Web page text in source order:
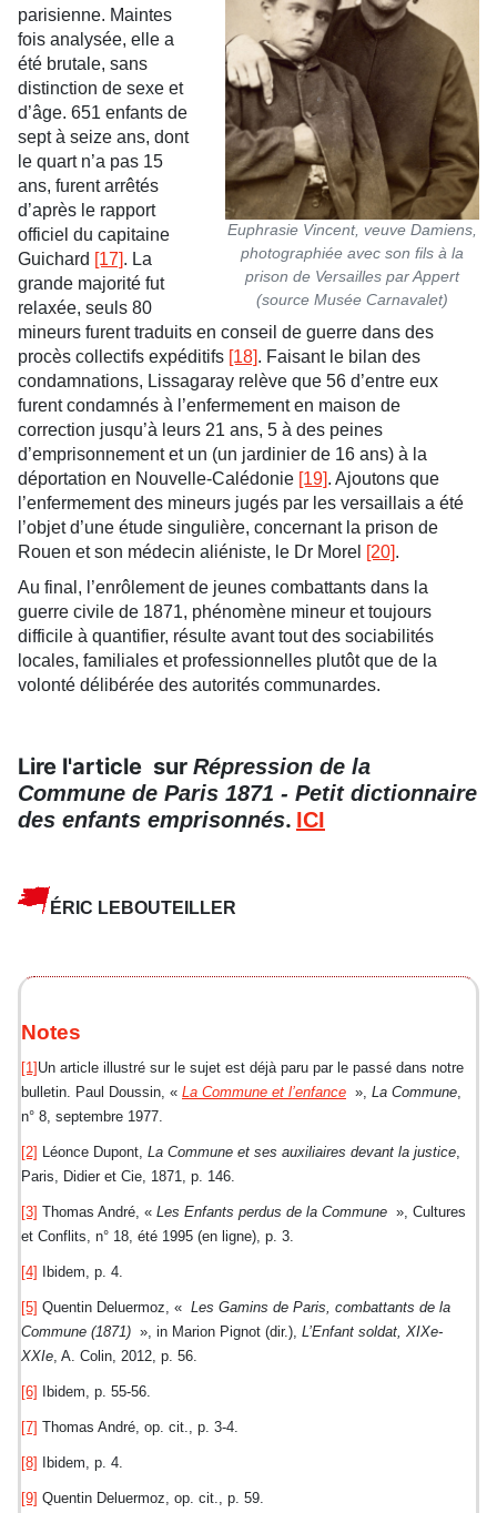
Euphrasie Vincent, veuve Damiens,
photographiée avec son fils à la
prison de Versailles par Appert
(source Musée Carnavalet)
parisienne. Maintes
fois analysée, elle a
été brutale, sans
distinction de sexe et
d’âge. 651 enfants de
sept à seize ans, dont
le quart n’a pas 15
ans, furent arrêtés
d’après le rapport
officiel du capitaine
Guichard [17]. La
grande majorité fut
relaxée, seuls 80
mineurs furent traduits en conseil de guerre dans des
procès collectifs expéditifs [18]. Faisant le bilan des
condamnations, Lissagaray relève que 56 d’entre eux
furent condamnés à l’enfermement en maison de
correction jusqu’à leurs 21 ans, 5 à des peines
d’emprisonnement et un (un jardinier de 16 ans) à la
déportation en Nouvelle-Calédonie [19]. Ajoutons que
l’enfermement des mineurs jugés par les versaillais a été
l’objet d’une étude singulière, concernant la prison de
Rouen et son médecin aliéniste, le Dr Morel [20].
Au final, l’enrôlement de jeunes combattants dans la
guerre civile de 1871, phénomène mineur et toujours
difficile à quantifier, résulte avant tout des sociabilités
locales, familiales et professionnelles plutôt que de la
volonté délibérée des autorités communardes.
Lire l'article sur Répression de la
Commune de Paris 1871 - Petit dictionnaire
des enfants emprisonnés. ICI
ÉRIC LEBOUTEILLER
Notes
[1] Un article illustré sur le sujet est déjà paru par le passé dans notre
bulletin. Paul Doussin, « La Commune et l’enfance », La Commune,
n° 8, septembre 1977.
[2] Léonce Dupont, La Commune et ses auxiliaires devant la justice,
Paris, Didier et Cie, 1871, p. 146.
[3] Thomas André, « Les Enfants perdus de la Commune », Cultures
et Conflits, n° 18, été 1995 (en ligne), p. 3.
[4] Ibidem, p. 4.
[5] Quentin Deluermoz, « Les Gamins de Paris, combattants de la
Commune (1871) », in Marion Pignot (dir.), L’Enfant soldat, XIXe-
XXIe, A. Colin, 2012, p. 56.
[6] Ibidem, p. 55-56.
[7] Thomas André, op. cit., p. 3-4.
[8] Ibidem, p. 4.
[9] Quentin Deluermoz, op. cit., p. 59.